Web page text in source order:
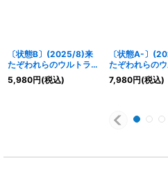
〔状態B〕(2025/8)来
たぞわれらのウルトラマ
ン(WINNER/ウルトラマ
ンカップ/VSゼットンイ
5,980円(税込)
〔状態A-〕
たぞわれらの
ン(WINNER/ウ
ンカップ/VSゼ
7,980円(税込)